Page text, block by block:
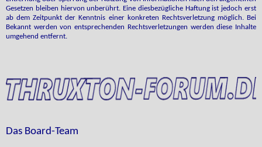
Gesetzen bleiben hiervon unberührt. Eine diesbezügliche Haftung ist jedoch erst
ab dem Zeitpunkt der Kenntnis einer konkreten Rechtsverletzung möglich. Bei
Bekannt werden von entsprechenden Rechtsverletzungen werden diese Inhalte
umgehend entfernt.
Das Board-Team